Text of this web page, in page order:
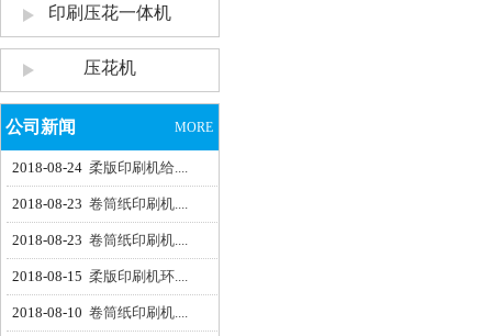
印刷压花一体机
压花机
公司新闻 MORE
2018-08-24 柔版印刷机给....
2018-08-23 卷筒纸印刷机....
2018-08-23 卷筒纸印刷机....
2018-08-15 柔版印刷机环....
2018-08-10 卷筒纸印刷机....